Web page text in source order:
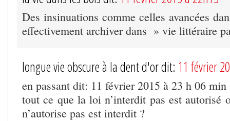
Des insinuations comme celles avancées
effectivement archiver dans » vie littéraire
longue vie obscure à la dent d'or dit: 11 février
en passant dit: 11 février 2015 à 23 h 06 min
tout ce que la loi n’interdit pas est autorisé
n’autorise pas est interdit ?